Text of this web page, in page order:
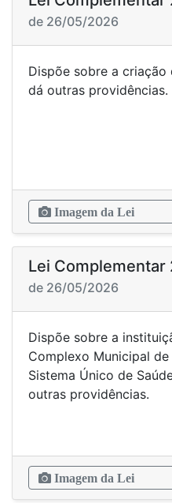
de 26/05/2026
Dispõe sobre a
dá outras
Imagem da Lei
Lei Complementar
de 26/05/2026
Dispõe sobre a
Complexo Municipal
Sistema Único de
outras providências.
Imagem da Lei